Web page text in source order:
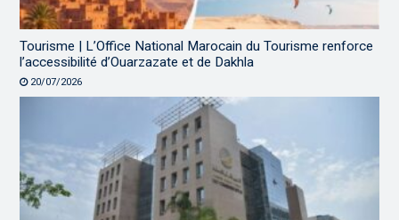
Tourisme | L’Office National Marocain du Tourisme renforce
l’accessibilité d’Ouarzazate et de Dakhla
20/07/2026